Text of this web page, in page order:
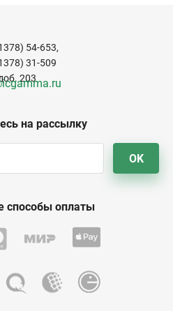
на рассылку
OK
54-653,
31-509
203
способы оплаты